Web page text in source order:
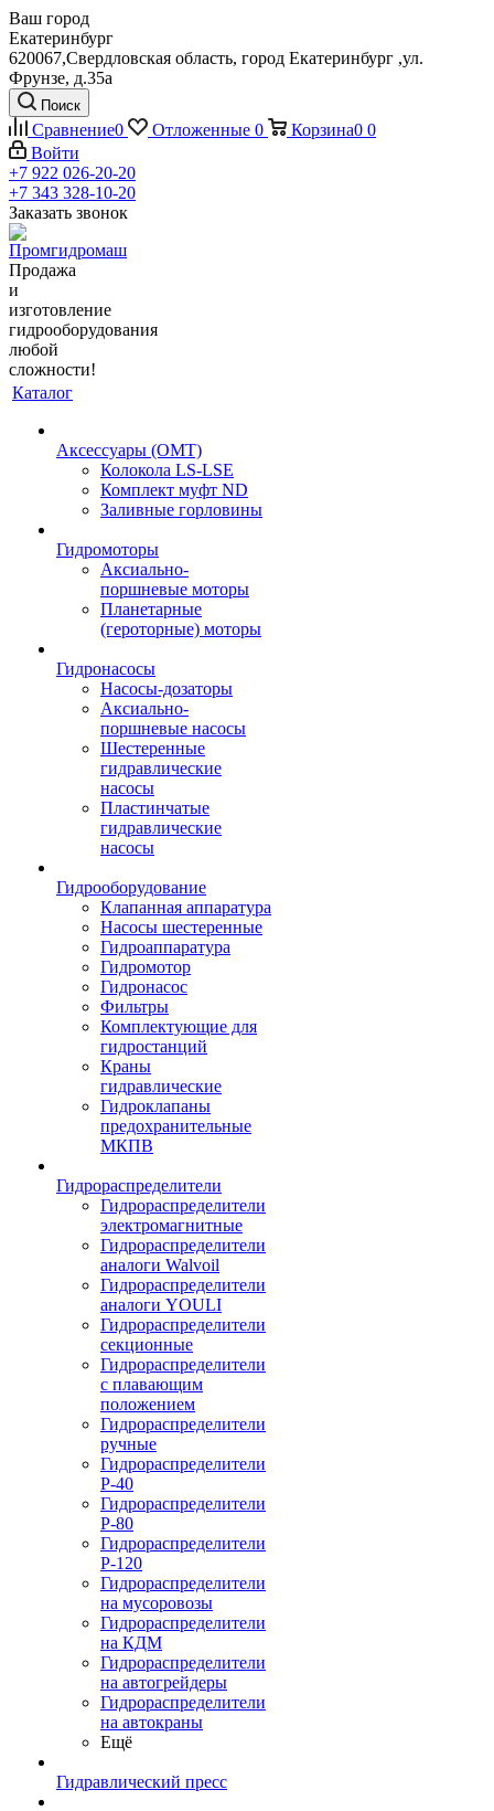
Ваш город
Екатеринбург
620067,Свердловская область, город Екатеринбург ,ул.
Фрунзе, д.35а
Поиск
Сравнение0 Отложенные 0 Корзина0 0
Войти
+7 922 026-20-20
+7 343 328-10-20
Заказать звонок
Продажа
и
изготовление
гидрооборудования
любой
сложности!
Каталог
Аксессуары (OMT)
Колокола LS-LSE
Комплект муфт ND
Заливные горловины
Гидромоторы
Аксиально-
поршневые моторы
Планетарные
(героторные) моторы
Гидронасосы
Насосы-дозаторы
Аксиально-
поршневые насосы
Шестеренные
гидравлические
насосы
Пластинчатые
гидравлические
насосы
Гидрооборудование
Клапанная аппаратура
Насосы шестеренные
Гидроаппаратура
Гидромотор
Гидронасос
Фильтры
Комплектующие для
гидростанций
Краны
гидравлические
Гидроклапаны
предохранительные
МКПВ
Гидрораспределители
Гидрораспределители
электромагнитные
Гидрораспределители
аналоги Walvoil
Гидрораспределители
аналоги YOULI
Гидрораспределители
секционные
Гидрораспределители
с плавающим
положением
Гидрораспределители
ручные
Гидрораспределители
Р-40
Гидрораспределители
Р-80
Гидрораспределители
Р-120
Гидрораспределители
на мусоровозы
Гидрораспределители
на КДМ
Гидрораспределители
на автогрейдеры
Гидрораспределители
на автокраны
Ещё
Гидравлический пресс